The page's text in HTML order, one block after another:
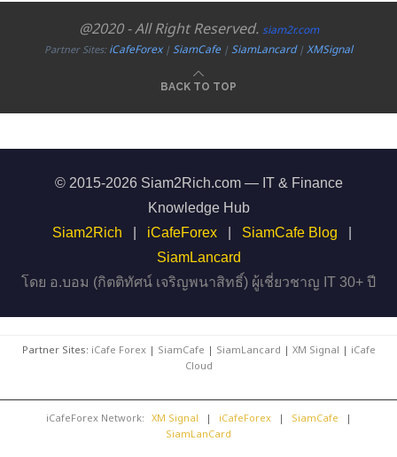
@2020 - All Right Reserved. siam2r.com
Partner Sites:iCafeForex|SiamCafe|SiamLancard|XMSignal
BACK TO TOP
© 2015-2026 Siam2Rich.com — IT & Finance
Knowledge Hub
Siam2Rich
iCafeForex SiamCafe Blog
SiamLancard
โดย อ.บอม (กิตติทัศน์ เจริญพนาสิทธิ์) ผู้เชี่ยวชาญ IT 30+ ปี
Partner Sites: iCafe Forex| SiamCafe | SiamLancard | XM Signal | iCafe
Cloud
iCafeForex Network: XM Signal | iCafeForex | SiamCafe
|
SiamLanCard